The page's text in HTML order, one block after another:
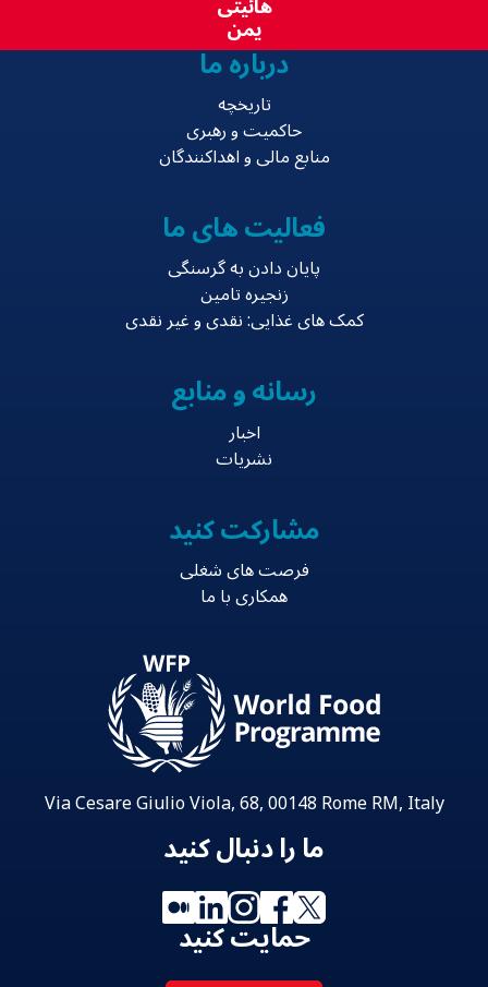
یمن
درباره ما
تاریخچه
حاکمیت و رهبری
منابع مالی و اهداکنندگان
فعالیت های ما
پایان دادن به گرسنگی
زنجیره تامین
کمک های غذایی: نقدی و غیر نقدی
رسانه و منابع
اخبار
نشریات
مشارکت کنید
فرصت های شغلی
همکاری با ما
Via Cesare Giulio Viola, 68, 00148 Rome RM, Italy
ما را دنبال کنید
حمایت کنید